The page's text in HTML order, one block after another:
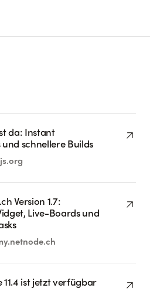
da: Instant
schnellere Builds
arrow_outward
Version 1.7:
Live-Boards und
arrow_outward
11.4 ist jetzt verfügbar arrow_outward